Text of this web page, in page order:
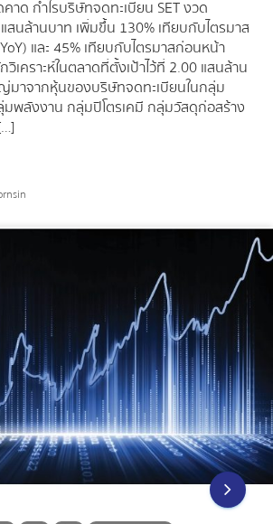
าด กำไรบริษัทจดทะเบียน SET งวด
นล้านบาท เพิ่มขึ้น 130% เทียบกับไตรมาส
และ 45% เทียบกับไตรมาสก่อนหน้า
เคราะห์ในตลาดที่ตั้งเป้าไว้ที่ 2.00 แสนล้าน
ญ่มาจากหุ้นของบริษัทจดทะเบียนในกลุ่ม
พลังงาน กลุ่มปิโตรเคมี กลุ่มวัสดุก่อสร้าง